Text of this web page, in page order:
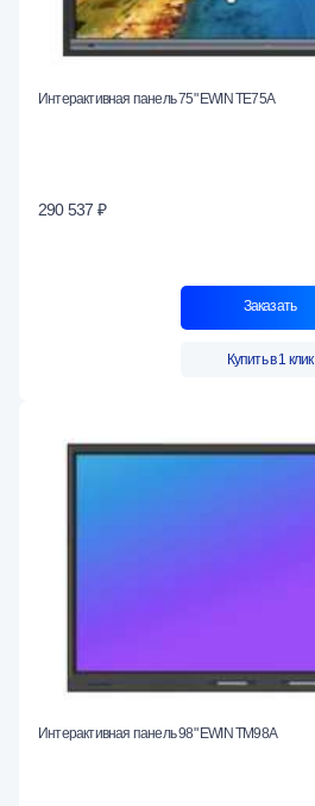
Интерактивная панель 75" EWIN TE75A
290 537 ₽
Заказать
Купить в 1 клик
Интерактивная панель 98" EWIN TM98A